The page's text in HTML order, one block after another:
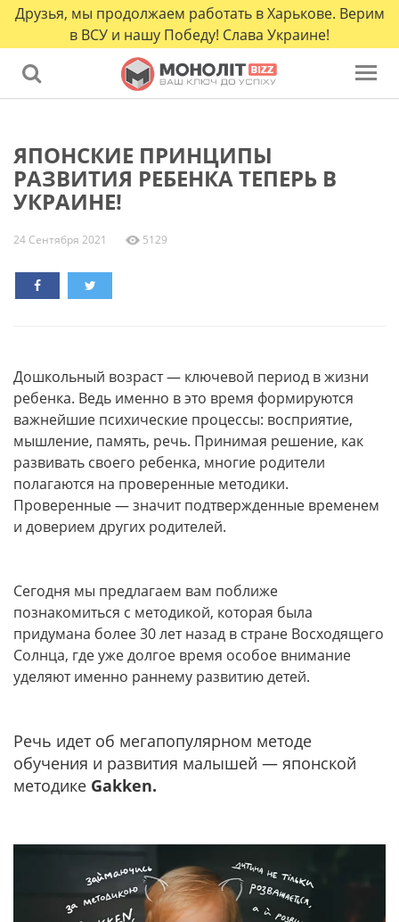
Друзья, мы продолжаем работать в Харькове. Верим
в ВСУ и нашу Победу! Слава Украине!
ЯПОНСКИЕ ПРИНЦИПЫ
РАЗВИТИЯ РЕБЕНКА ТЕПЕРЬ В
УКРАИНЕ!
24 Сентября 2021 5129
Дошкольный возраст — ключевой период в жизни
ребенка. Ведь именно в это время формируются
важнейшие психические процессы: восприятие,
мышление, память, речь. Принимая решение, как
развивать своего ребенка, многие родители
полагаются на проверенные методики.
Проверенные — значит подтвержденные временем
и доверием других родителей.
Сегодня мы предлагаем вам поближе
познакомиться с методикой, которая была
придумана более 30 лет назад в стране Восходящего
Солнца, где уже долгое время особое внимание
уделяют именно раннему развитию детей.
Речь идет об мегапопулярном методе
обучения и развития малышей — японской
методике Gakken.